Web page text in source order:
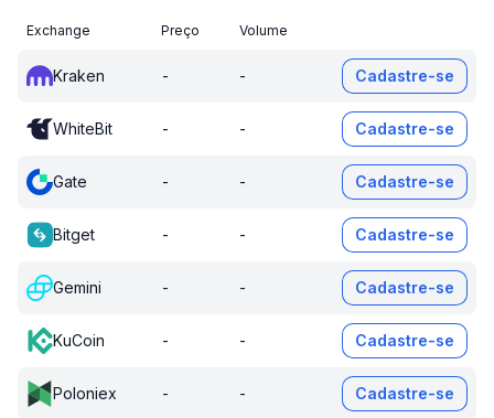
Exchange Preço Volume
Kraken - - Cadastre-se
WhiteBit - - Cadastre-se
Gate - - Cadastre-se
Bitget - - Cadastre-se
Gemini - - Cadastre-se
KuCoin - - Cadastre-se
Poloniex - - Cadastre-se